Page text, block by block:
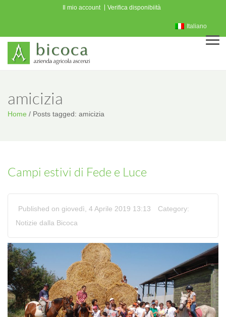
Il mio account Verifica disponibiità
Italiano
amicizia
Home / Posts tagged: amicizia
Campi estivi di Fede e Luce
Published on giovedì, 4 Aprile 2019 13:13
Category:
Notizie dalla Bicoca